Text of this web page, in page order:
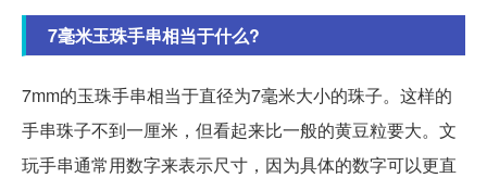
7毫米玉珠手串相当于什么?
7mm的玉珠手串相当于直径为7毫米大小的珠子。这样的
手串珠子不到一厘米，但看起来比一般的黄豆粒要大。文
玩手串通常用数字来表示尺寸，因为具体的数字可以更直